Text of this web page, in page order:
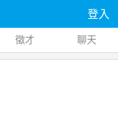
登入
徵才 聊天